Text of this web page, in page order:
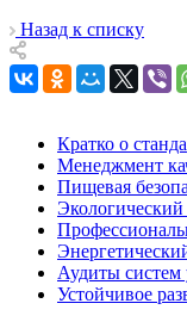
Назад к списку
Кратко о
Менеджмент
Пищевая
Аудиты систем
Устойчивое